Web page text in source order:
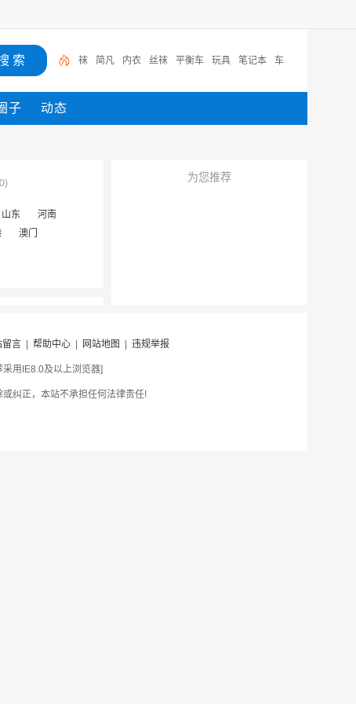
袜 简凡 内衣 丝袜 平衡车 玩具 笔记本 车
子 动态
山东
河南
澳门
为您推荐
留言| 帮助中心| 网站地图 违规举报
用IE8.0及以上浏览器]
纠正，本站不承担任何法律责任!